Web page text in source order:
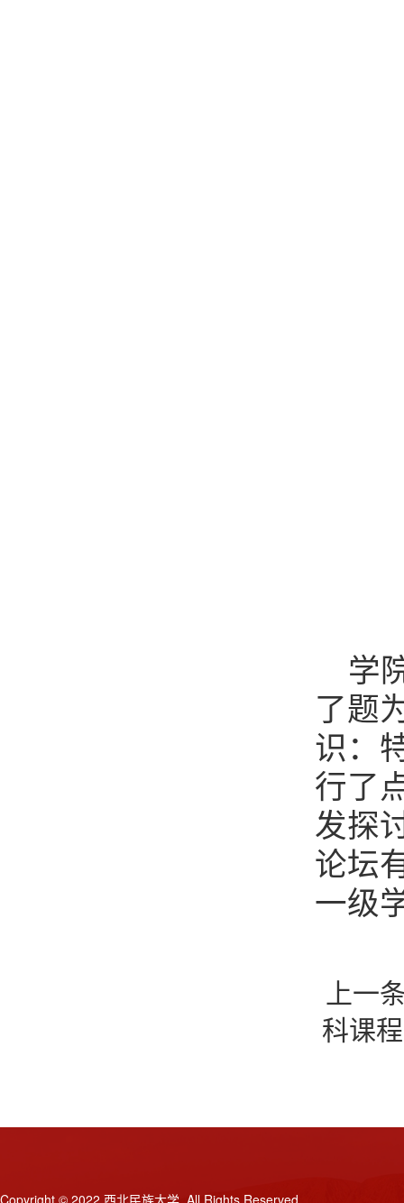
学
了题
识：
行了
发探
论坛
一级
上一
科课程